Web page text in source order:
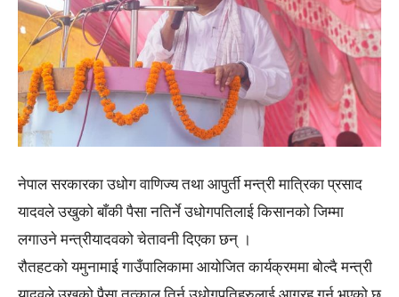
नेपाल सरकारका उधोग वाणिज्य तथा आपुर्ती मन्त्री मात्रिका प्रसाद
यादवले उखुको बाँकी पैसा नतिर्ने उधोगपतिलाई किसानको जिम्मा
लगाउने मन्त्रीयादवको चेतावनी दिएका छन् ।
रौतहटको यमुनामाई गाउँपालिकामा आयोजित कार्यक्रममा बोल्दै मन्त्री